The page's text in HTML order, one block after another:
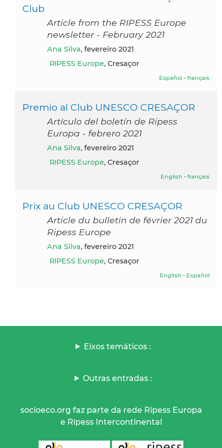
Club
Article from the RIPESS Europe
newsletter - February 2021
Ana Silva, fevereiro 2021
RIPESS Europe, Cresaçor
Español - français
Premio al Club UNESCO CRESAÇOR
Artículo del boletín de Ripess
Europa - febrero 2021
Ana Silva, fevereiro 2021
RIPESS Europe, Cresaçor
English - français
Prix au Club UNESCO CRESAÇOR
Article du bulletin de février 2021 du
Ripess Europe
Ana Silva, fevereiro 2021
RIPESS Europe, Cresaçor
English - Español
Eixos temáticos :
Outras entradas :
socioeco.org faz parte da rede Ripess Europa
e Ripess Intercontinental